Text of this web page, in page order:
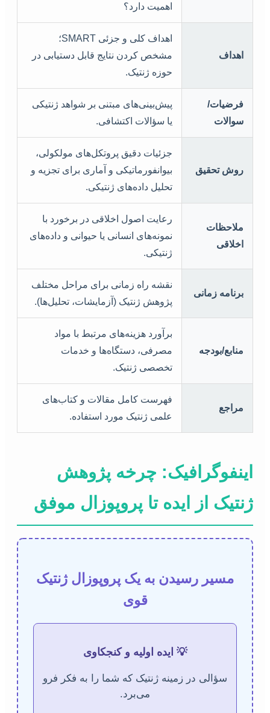
اهمیت دارد؟
اهداف
اهداف کلی و جزئی SMART؛
مشخص کردن نتایج قابل دستیابی در
حوزه ژنتیک.
فرضیات/
سوالات
پیش‌بینی‌های مبتنی بر شواهد ژنتیکی
یا سؤالات اکتشافی.
روش تحقیق
جزئیات دقیق پروتکل‌های مولکولی،
بیوانفورماتیکی و آماری برای تجزیه و
تحلیل داده‌های ژنتیکی.
ملاحظات
اخلاقی
رعایت اصول اخلاقی در برخورد با
نمونه‌های انسانی یا حیوانی و داده‌های
ژنتیکی.
برنامه زمانی
نقشه راه زمانی برای مراحل مختلف
پژوهش ژنتیک (آزمایشات، تحلیل‌ها).
منابع/بودجه
برآورد هزینه‌های مرتبط با مواد
مصرفی، دستگاه‌ها و خدمات
تخصصی ژنتیک.
مراجع
فهرست کامل مقالات و کتاب‌های
علمی ژنتیک مورد استفاده.
اینفوگرافیک: چرخه پژوهش
ژنتیک از ایده تا پروپوزال موفق
مسیر رسیدن به یک پروپوزال ژنتیک
قوی
💡 ایده اولیه و کنجکاوی
سؤالی در زمینه ژنتیک که شما را به فکر فرو
می‌برد.